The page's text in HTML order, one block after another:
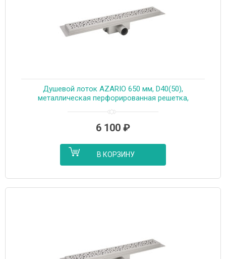
Душевой лоток AZARIO 650 мм, D40(50),
металлическая перфорированная решетка,
(AZT2PT20650)
6 100 ₽
В КОРЗИНУ